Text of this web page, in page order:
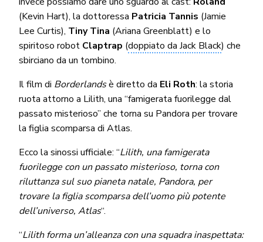
(Kevin Hart), la dottoressa Patricia Tannis (Jamie
Lee Curtis), Tiny Tina (Ariana Greenblatt) e lo
spiritoso robot Claptrap (doppiato da Jack Black) che
sbirciano da un tombino.
Il film di Borderlandsè diretto da Eli Roth: la storia
ruota attorno a Lilith, una “famigerata fuorilegge dal
passato misterioso” che torna su Pandora per trovare
la figlia scomparsa di Atlas.
Ecco la sinossi ufficiale: “Lilith, una famigerata
fuorilegge con un passato misterioso, torna con
riluttanza sul suo pianeta natale, Pandora, per
trovare la figlia scomparsa dell’uomo più potente
dell’universo, Atlas“.
“Lilith forma un’alleanza con una squadra inaspettata: